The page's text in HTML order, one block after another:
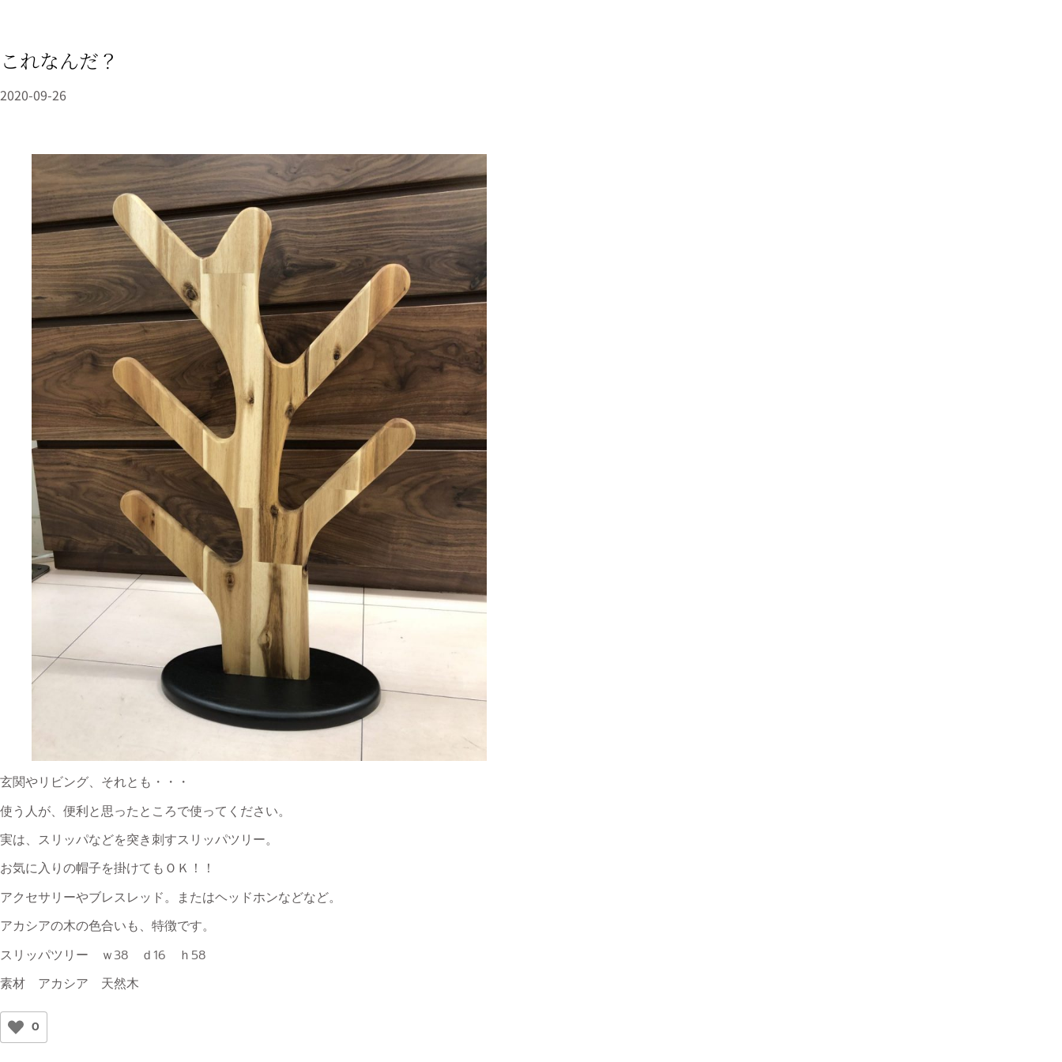
これなんだ？
2020-09-26
玄関やリビング、それとも・・・
使う人が、便利と思ったところで使ってください。
実は、スリッパなどを突き刺すスリッパツリー。
お気に入りの帽子を掛けてもＯＫ！！
アクセサリーやブレスレッド。またはヘッドホンなどなど。
アカシアの木の色合いも、特徴です。
スリッパツリー ｗ38 ｄ16 ｈ58
素材 アカシア 天然木
0